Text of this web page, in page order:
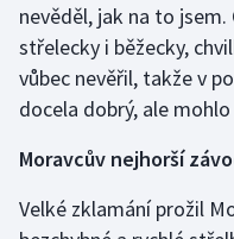
Stolní tenis
Triatlon
nevěděl, jak na to
střelecky i běžecky,
vůbec nevěřil, takže v
docela dobrý, ale
Moravcův nejhorší
Velké zklamání prožil